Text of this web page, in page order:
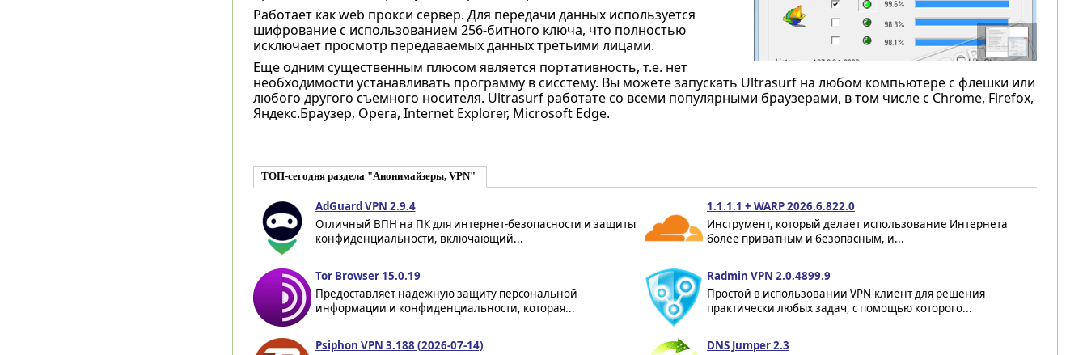
Работает как web прокси сервер. Для передачи данных используется
шифрование с использованием 256-битного ключа, что полностью
исключает просмотр передаваемых данных третьими лицами.
Еще одним существенным плюсом является портативность, т.е. нет
необходимости устанавливать программу в сисстему. Вы можете запускать Ultrasurf на любом компьютере с флешки или
любого другого съемного носителя. Ultrasurf работате со всеми популярными браузерами, в том числе с Chrome, Firefox,
Яндекс.Браузер, Opera, Internet Explorer, Microsoft Edge.
ТОП-сегодня раздела "Анонимайзеры, VPN"
AdGuard VPN 2.9.4
Отличный ВПН на ПК для интернет-безопасности и защиты
конфиденциальности, включающий...
1.1.1.1 + WARP 2026.6.822.0
Инструмент, который делает использование Интернета
более приватным и безопасным, и...
Tor Browser 15.0.19
Предоставляет надежную защиту персональной
информации и конфиденциальности, которая...
Radmin VPN 2.0.4899.9
Простой в использовании VPN-клиент для решения
практически любых задач, с помощью которого...
Psiphon VPN 3.188 (2026-07-14)
DNS Jumper 2.3